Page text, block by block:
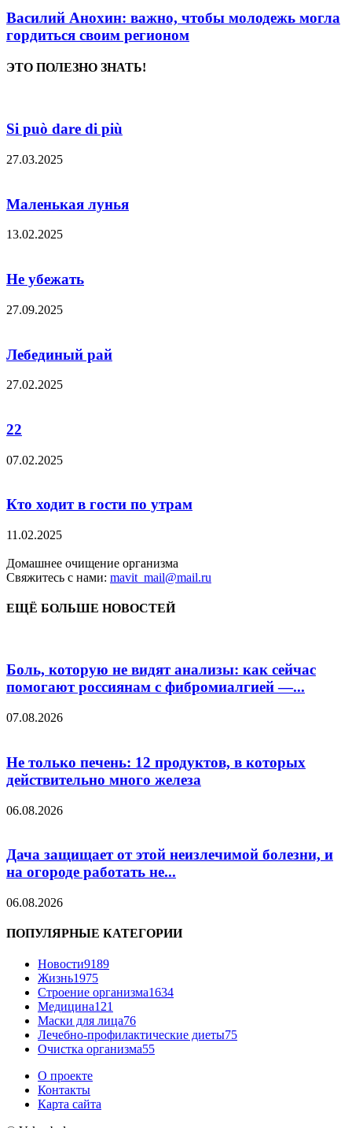
Василий Анохин: важно, чтобы молодежь могла
гордиться своим регионом
ЭТО ПОЛЕЗНО ЗНАТЬ!
Si può dare di più
27.03.2025
Маленькая лунья
13.02.2025
Не убежать
27.09.2025
Лебединый рай
27.02.2025
22
07.02.2025
Кто ходит в гости по утрам
11.02.2025
Домашнее очищение организма
Свяжитесь с нами: mavit_mail@mail.ru
ЕЩЁ БОЛЬШЕ НОВОСТЕЙ
Боль, которую не видят анализы: как сейчас
помогают россиянам с фибромиалгией —...
07.08.2026
Не только печень: 12 продуктов, в которых
действительно много железа
06.08.2026
Дача защищает от этой неизлечимой болезни, и
на огороде работать не...
06.08.2026
ПОПУЛЯРНЫЕ КАТЕГОРИИ
Новости9189
Жизнь1975
Строение организма1634
Медицина121
Маски для лица76
Лечебно-профилактические диеты75
Очистка организма55
О проекте
Контакты
Карта сайта